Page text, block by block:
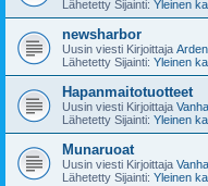
Lähetetty Sijainti: Yleinen
newsharbor
Uusin viesti Kirjoittaja
Lähetetty Sijainti: Yleinen
Hapanmaitotuotteet
Uusin viesti Kirjoittaja
Lähetetty Sijainti: Yleinen
Munaruoat
Uusin viesti Kirjoittaja
Lähetetty Sijainti: Yleinen